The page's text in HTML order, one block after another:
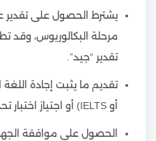
يشترط الحصول على
مرحلة البكالوريوس، وقد
تقدير “جيد”.
أو IELTS) أو اجتياز اختبار تحديد مستوى في الجامعة.
الحصول على موافقة